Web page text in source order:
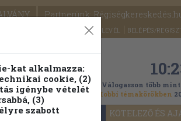
Partnerünk:
SEGÍTSÉG HÍRLEVÉL BELÉPÉS/
OLVASMÁNYOK KÖTELEZŐ ÉS
fa
Válogasson több
Hobbi témakörökben
kat alkalmazza:
cookie, (2)
igénybe vételét
(3)
szabott